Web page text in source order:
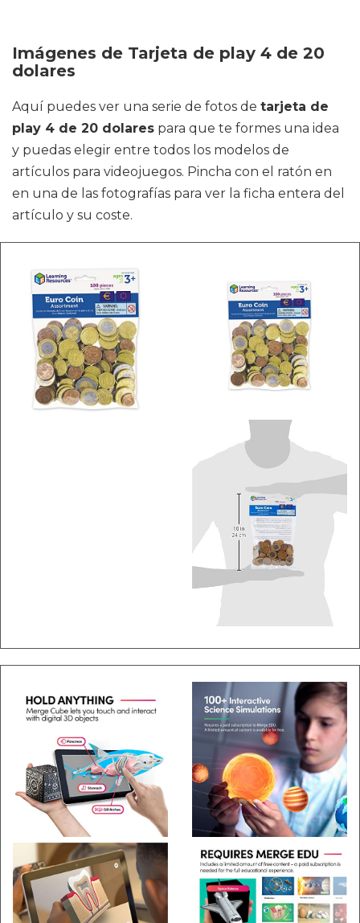
Imágenes de Tarjeta de play 4 de 20
dolares
Aquí puedes ver una serie de fotos de tarjeta de
play 4 de 20 dolares para que te formes una idea
y puedas elegir entre todos los modelos de
artículos para videojuegos. Pincha con el ratón en
en una de las fotografías para ver la ficha entera del
artículo y su coste.